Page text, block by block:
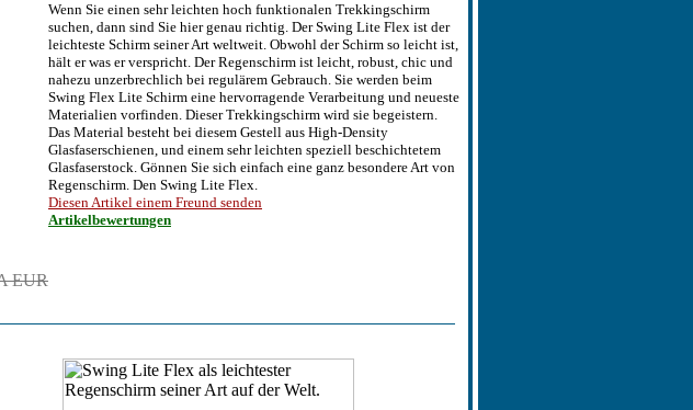
EUR
Wenn Sie einen sehr leichten hoch funktionalen Trekkingschirm
suchen, dann sind Sie hier genau richtig. Der Swing Lite Flex ist der
leichteste Schirm seiner Art weltweit. Obwohl der Schirm so leicht ist,
hält er was er verspricht. Der Regenschirm ist leicht, robust, chic und
nahezu unzerbrechlich bei regulärem Gebrauch. Sie werden beim
Swing Flex Lite Schirm eine hervorragende Verarbeitung und neueste
Materialien vorfinden. Dieser Trekkingschirm wird sie begeistern.
Das Material besteht bei diesem Gestell aus High-Density
Glasfaserschienen, und einem sehr leichten speziell beschichtetem
Glasfaserstock. Gönnen Sie sich einfach eine ganz besondere Art von
Regenschirm. Den Swing Lite Flex.
Diesen Artikel einem Freund senden
Artikelbewertungen